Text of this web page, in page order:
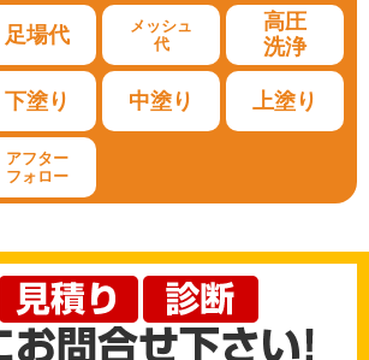
足場代
メッシュ
代
高圧
洗浄
下塗り 中塗り 上塗り
アフター
フォロー